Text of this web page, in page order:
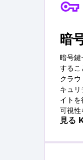
暗
暗号鍵
するこ
クラ
キュ
イト
可視性
見る